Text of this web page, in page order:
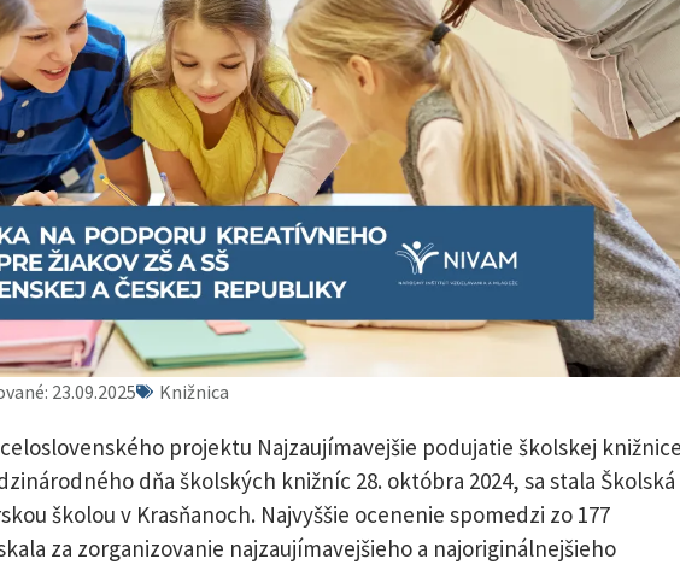
23.09.2025 Knižnica
projektu Najzaujímavejšie podujatie školskej
dňa školských knižníc 28. októbra 2024, sa stala Školská
školou v Krasňanoch. Najvyššie ocenenie spomedzi zo 177
za zorganizovanie najzaujímavejšieho a najoriginálnejšieho